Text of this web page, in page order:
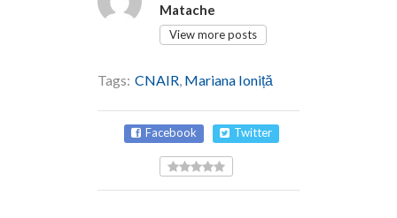
Matache
View more posts
Tags: CNAIR, Mariana Ioniță
Facebook Twitter